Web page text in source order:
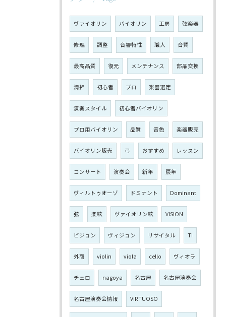
ヴァイオリン バイオリン 工房 弦楽器
修理 調整 音響特性 職人 音質
最高品質 復元 メンテナンス 部品交換
清掃 初心者 プロ 楽器選定
演奏スタイル 初心者バイオリン
プロ用バイオリン 品質 音色 楽器販売
バイオリン販売 弓 おすすめ レッスン
コンサート 演奏会 新年 辰年
ヴィルトゥオーゾ ドミナント Dominant
弦 楽絃 ヴァイオリン絃 VISION
ビジョン ヴィジョン リサイタル Ti
外商 violin viola cello ヴィオラ
チェロ nagoya 名古屋 名古屋演奏会
名古屋演奏会情報 VIRTUOSO